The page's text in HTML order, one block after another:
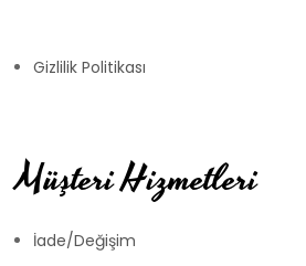
Gizlilik Politikası
Müşteri Hizmetleri
İade/Değişim